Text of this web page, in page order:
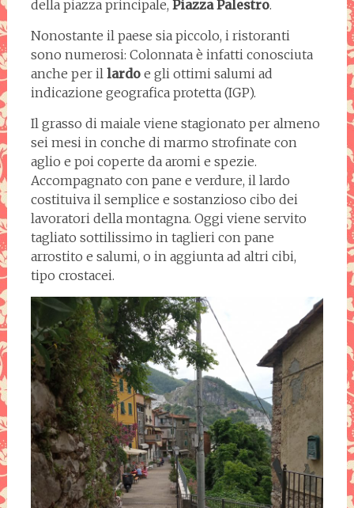
della piazza principale, Piazza Palestro.
Nonostante il paese sia piccolo, i ristoranti
sono numerosi: Colonnata è infatti conosciuta
anche per il lardoe gli ottimi salumi ad
indicazione geografica protetta (IGP).
Il grasso di maiale viene stagionato per almeno
sei mesi in conche di marmo strofinate con
aglio e poi coperte da aromi e spezie.
Accompagnato con pane e verdure, il lardo
costituiva il semplice e sostanzioso cibo dei
lavoratori della montagna. Oggi viene servito
tagliato sottilissimo in taglieri con pane
arrostito e salumi, o in aggiunta ad altri cibi,
tipo crostacei.